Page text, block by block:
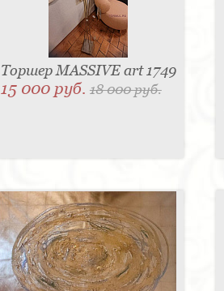
Торшер MASSIVE art 1749
15 000 руб. 18 000 руб.